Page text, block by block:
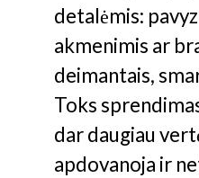
detalėmis:
akmenimis ar
deimantais,
Toks
dar daugiau
apdovanoja ir